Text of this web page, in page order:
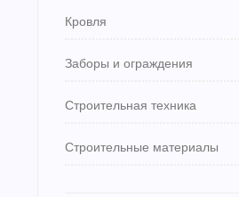
Кровля
Заборы и ограждения
Строительная техника
Строительные материалы